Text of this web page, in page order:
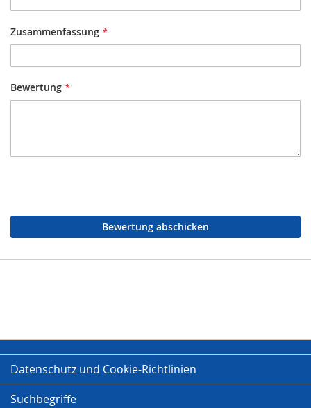
Zusammenfassung
Bewertung
Bewertung abschicken
Datenschutz und Cookie-Richtlinien
Suchbegriffe